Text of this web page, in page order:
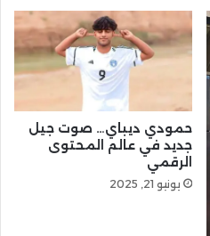
حمودي ديباي… صوت جيل
جديد في عالم المحتوى
الرقمي
يونيو 21, 2025